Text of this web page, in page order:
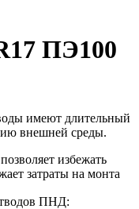
ПЭ100
имеют длительный
внешней среды.
избежать
затраты на монта
ПНД: